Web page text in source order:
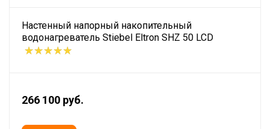
Настенный напорный накопительный
водонагреватель Stiebel Eltron SHZ 50 LCD
266 100 руб.